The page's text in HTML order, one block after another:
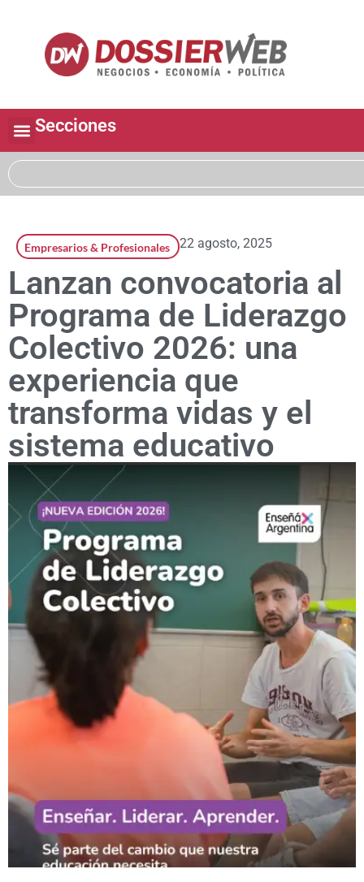
Secciones
Empresarios & Profesionales 22 agosto, 2025
Lanzan convocatoria al
Programa de Liderazgo
Colectivo 2026: una
experiencia que
transforma vidas y el
sistema educativo